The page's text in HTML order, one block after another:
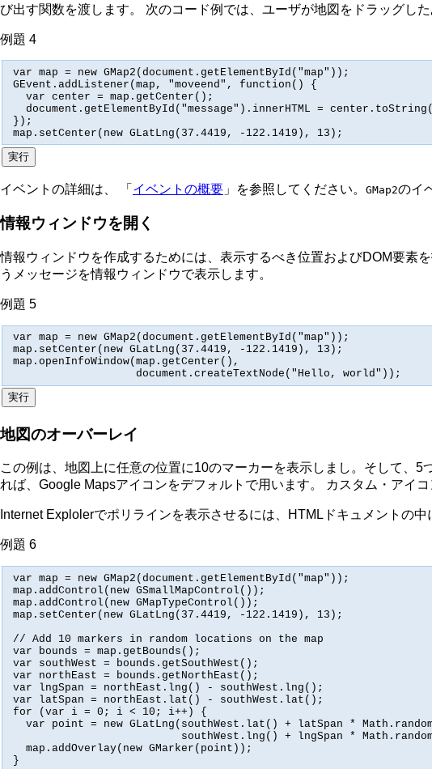
び出す関数を渡します。 次のコード例では、ユーザが地図をドラッグし
例題 4
var map = new GMap2(document.getElementById("map"));
GEvent.addListener(map, "moveend", function() {
  var center = map.getCenter();
document.getElementById("message").innerHTML =
});
map.setCenter(new GLatLng(37.4419, -122.1419), 13);
イベントの詳細は、 「 イベントの概要 」を参照してください。 GMap2のイ
情報ウィンドウを開く
情報ウィンドウを作成するためには、表示するべき位置およびDOM要素を
うメッセージを情報ウィンドウで表示します。
例題 5
var map = new GMap2(document.getElementById("map"));
map.setCenter(new GLatLng(37.4419, -122.1419), 13);
map.openInfoWindow(map.getCenter(),
                   document.createTextNode("Hello, world"));
地図のオーバーレイ
この例は、地図上に任意の位置に10のマーカーを表示しまし。そして、
れば、Google Mapsアイコンをデフォルトで用います。 カスタム・アイコ
Internet Explolerでポリラインを表示させるには、HTMLドキュメントの
例題 6
var map = new GMap2(document.getElementById("map"));
map.addControl(new GSmallMapControl());
map.addControl(new GMapTypeControl());
map.setCenter(new GLatLng(37.4419, -122.1419), 13);
// Add 10 markers in random locations on the map
var bounds = map.getBounds();
var southWest = bounds.getSouthWest();
var northEast = bounds.getNorthEast();
var lngSpan = northEast.lng() - southWest.lng();
var latSpan = northEast.lat() - southWest.lat();
for (var i = 0; i < 10; i++) {
var point = new GLatLng(southWest.lat() + latSpan *
southWest.lng() + lngSpan *
  map.addOverlay(new GMarker(point));
}